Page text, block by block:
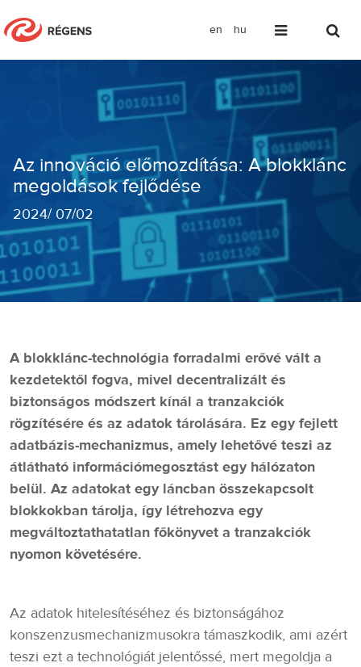
en hu
Az innováció előmozdítása: A
Az innováció előmozdítása: A blokklánc
megoldások fejlődése
2024/07/02
A blokklánc-technológia forradalmi erővé vált a
kezdetektől fogva, mivel decentralizált és
biztonságos módszert kínál a tranzakciók
rögzítésére és az adatok tárolására. Ez egy fejlett
adatbázis-mechanizmus, amely lehetővé teszi az
átlátható információmegosztást egy hálózaton
belül. Az adatokat egy láncban összekapcsolt
blokkokban tárolja, így létrehozva egy
megváltoztathatatlan főkönyvet a tranzakciók
nyomon követésére.
Az adatok hitelesítéséhez és biztonságához
konszenzusmechanizmusokra támaszkodik, ami azért
teszi ezt a technológiát jelentőssé, mert megoldja a